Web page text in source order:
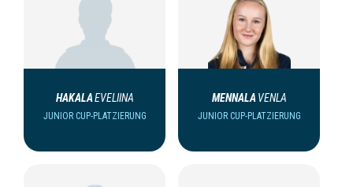
HAKALAEVELIINA
JUNIOR CUP-PLATZIERUNG
MENNALA VENLA
JUNIOR CUP-PLATZIERUNG